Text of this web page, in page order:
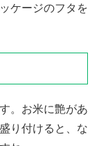
ケージのフタを
。お米に艶があ
り付けると、な